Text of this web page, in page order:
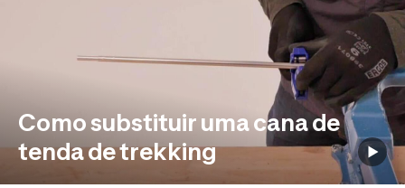
Como substituir uma cana de
tenda de trekking